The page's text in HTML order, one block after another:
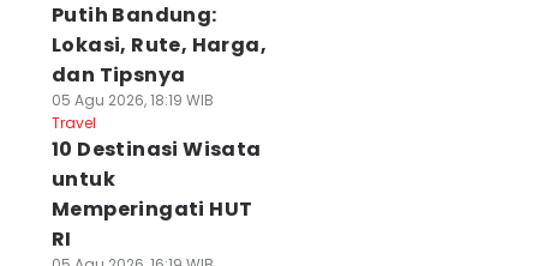
Putih Bandung:
Lokasi, Rute, Harga,
dan Tipsnya
05 Agu 2026, 18:19 WIB
Travel
10 Destinasi Wisata
untuk
Memperingati HUT
RI